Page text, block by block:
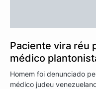
Paciente vira réu
médico
Homem foi denunciado
médico judeu